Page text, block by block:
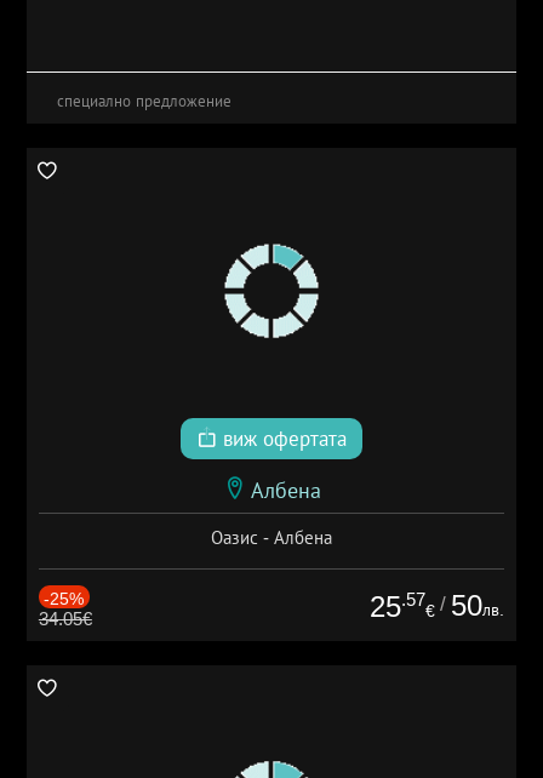
специално предложение
виж офертата
Албена
Оазис - Албена
-25%
34.05€ 25.57
€ / 50лв.